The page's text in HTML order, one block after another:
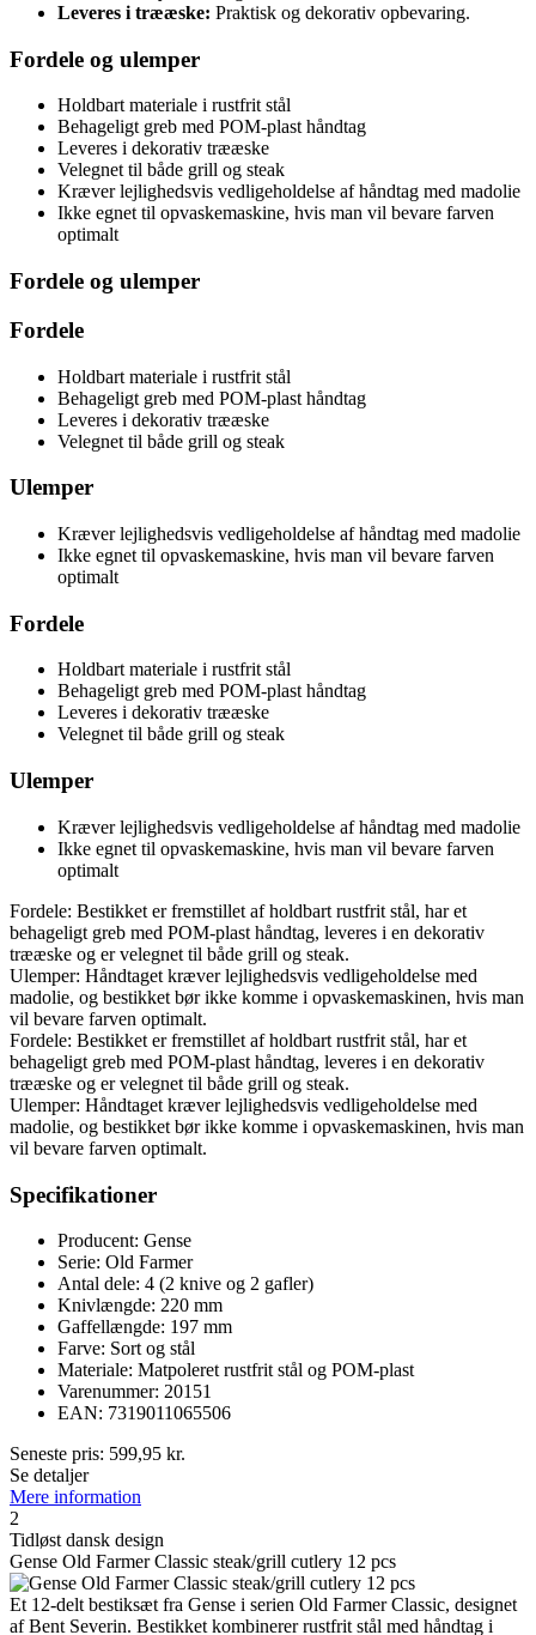
Leveres i trææske: Praktisk og dekorativ opbevaring.
Fordele og ulemper
Holdbart materiale i rustfrit stål
Behageligt greb med POM-plast håndtag
Leveres i dekorativ trææske
Velegnet til både grill og steak
Kræver lejlighedsvis vedligeholdelse af håndtag med madolie
Ikke egnet til opvaskemaskine, hvis man vil bevare farven
optimalt
Fordele og ulemper
Fordele
Holdbart materiale i rustfrit stål
Behageligt greb med POM-plast håndtag
Leveres i dekorativ trææske
Velegnet til både grill og steak
Ulemper
Kræver lejlighedsvis vedligeholdelse af håndtag med madolie
Ikke egnet til opvaskemaskine, hvis man vil bevare farven
optimalt
Fordele
Holdbart materiale i rustfrit stål
Behageligt greb med POM-plast håndtag
Leveres i dekorativ trææske
Velegnet til både grill og steak
Ulemper
Kræver lejlighedsvis vedligeholdelse af håndtag med madolie
Ikke egnet til opvaskemaskine, hvis man vil bevare farven
optimalt
Fordele: Bestikket er fremstillet af holdbart rustfrit stål, har et
behageligt greb med POM-plast håndtag, leveres i en dekorativ
trææske og er velegnet til både grill og steak.
Ulemper: Håndtaget kræver lejlighedsvis vedligeholdelse med
madolie, og bestikket bør ikke komme i opvaskemaskinen, hvis man
vil bevare farven optimalt.
Fordele: Bestikket er fremstillet af holdbart rustfrit stål, har et
behageligt greb med POM-plast håndtag, leveres i en dekorativ
trææske og er velegnet til både grill og steak.
Ulemper: Håndtaget kræver lejlighedsvis vedligeholdelse med
madolie, og bestikket bør ikke komme i opvaskemaskinen, hvis man
vil bevare farven optimalt.
Specifikationer
Producent: Gense
Serie: Old Farmer
Antal dele: 4 (2 knive og 2 gafler)
Knivlængde: 220 mm
Gaffellængde: 197 mm
Farve: Sort og stål
Materiale: Matpoleret rustfrit stål og POM-plast
Varenummer: 20151
EAN: 7319011065506
Seneste pris: 599,95 kr.
Se detaljer
Mere information
2
Tidløst dansk design
Gense Old Farmer Classic steak/grill cutlery 12 pcs
Et 12-delt bestiksæt fra Gense i serien Old Farmer Classic, designet
af Bent Severin. Bestikket kombinerer rustfrit stål med håndtag i